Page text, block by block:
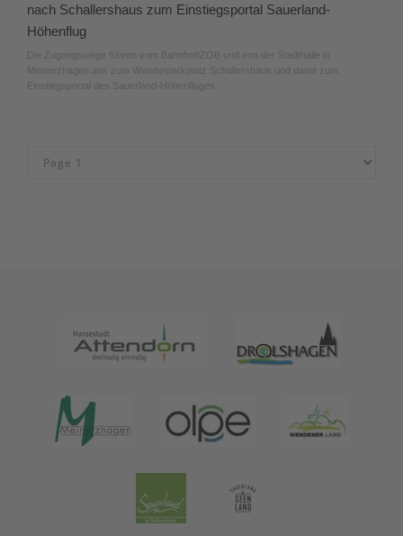
nach Schallershaus zum Einstiegsportal Sauerland-
Höhenflug
Die Zugangswege führen vom Bahnhof/ZOB und von der Stadthalle in
Meinerzhagen aus zum Wanderparkplatz Schallershaus und damit zum
Einstiegsportal des Sauerland-Höhenfluges.